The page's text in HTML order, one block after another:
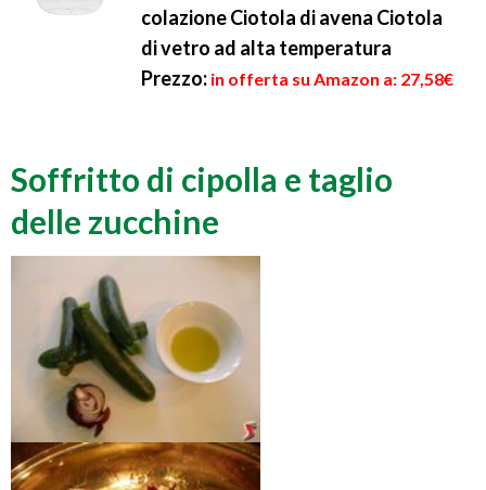
colazione Ciotola di avena Ciotola
di vetro ad alta temperatura
Prezzo: in offerta su Amazon a: 27,58€
Soffritto di cipolla e taglio
delle zucchine